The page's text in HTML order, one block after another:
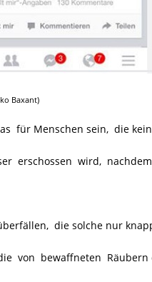
Baxant)
für Menschen sein, die
erschossen wird,
die solche nur
von bewaffneten